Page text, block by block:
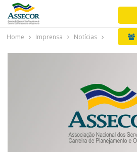
Home Imprensa Notícias